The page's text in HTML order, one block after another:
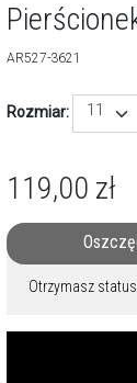
AR527-3621
Rozmiar: 11
119,00 zł
Otrzymasz status